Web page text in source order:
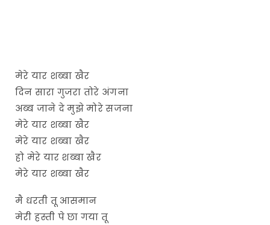
मेरे यार शब्बा खैर
दिन सारा गुजरा तोरे अंगना
अब्ब जाने दे मुझे मोरे सजना
मेरे यार शब्बा खैर
मेरे यार शब्बा खैर
हो मेरे यार शब्बा खैर
मेरे यार शब्बा खैर
मै धरती तू आसमान
मेरी हस्ती पे छा गया तू